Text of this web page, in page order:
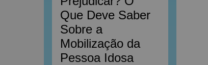
Que Deve Saber
Sobre a
Mobilização da
Pessoa Idosa